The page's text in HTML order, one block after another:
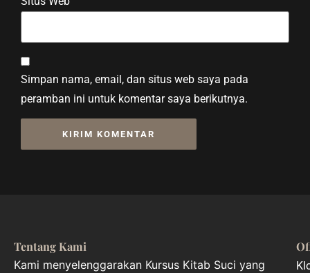
Simpan nama, email, dan situs web saya pada
peramban ini untuk komentar saya berikutnya.
Tentang Kami
Kami menyelenggarakan Kursus Kitab Suci yang